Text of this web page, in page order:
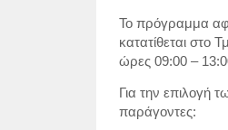
Το πρόγραμμα
κατατίθεται στο
ώρες 09:00 –
Για την επιλογή
παράγοντες: